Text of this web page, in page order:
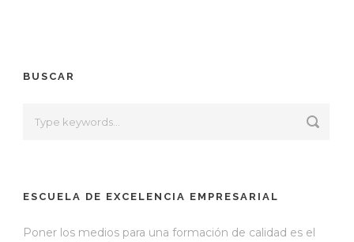
BUSCAR
ESCUELA DE EXCELENCIA EMPRESARIAL
Poner los medios para una formación de calidad es el